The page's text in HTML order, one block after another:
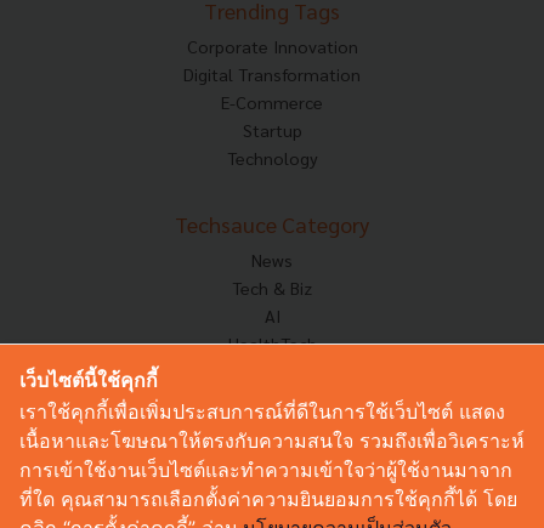
Trending Tags
Corporate Innovation
Digital Transformation
E-Commerce
Startup
Technology
Techsauce Category
News
Tech & Biz
AI
HealthTech
Corp Innov
Saucy Thoughts
Sustainable
Videos
เว็บไซต์นี้ใช้คุกกี้
เราใช้คุกกี้เพื่อเพิ่มประสบการณ์ที่ดีในการใช้เว็บไซต์ แสดง
เนื้อหาและโฆษณาให้ตรงกับความสนใจ รวมถึงเพื่อวิเคราะห์
การเข้าใช้งานเว็บไซต์และทำความเข้าใจว่าผู้ใช้งานมาจาก
ที่ใด คุณสามารถเลือกตั้งค่าความยินยอมการใช้คุกกี้ได้ โดย